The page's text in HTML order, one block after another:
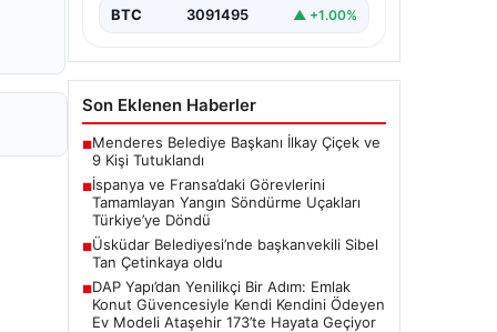
BTC 3091495 ▲ +1.00%
Son Eklenen Haberler
■Menderes Belediye Başkanı İlkay Çiçek ve
9 Kişi Tutuklandı
■İspanya ve Fransa’daki Görevlerini
Tamamlayan Yangın Söndürme Uçakları
Türkiye’ye Döndü
■Üsküdar Belediyesi’nde başkanvekili Sibel
Tan Çetinkaya oldu
■DAP Yapı’dan Yenilikçi Bir Adım: Emlak
Konut Güvencesiyle Kendi Kendini Ödeyen
Ev Modeli Ataşehir 173’te Hayata Geçiyor